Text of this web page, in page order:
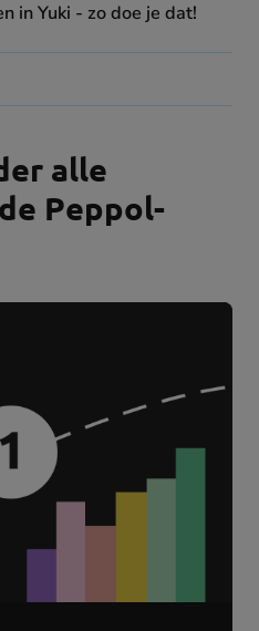
in Yuki - zo doe je dat!
alle
Peppol-